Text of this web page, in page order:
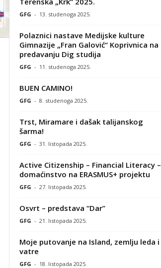
GFG - 13. studenoga 2025.
Polaznici nastave Medijske kulture
Gimnazije „Fran Galović“ Koprivnica na
predavanju Dig studija
GFG - 11. studenoga 2025.
BUEN CAMINO!
GFG - 8. studenoga 2025.
Trst, Miramare i dašak talijanskog
šarma!
GFG - 31. listopada 2025.
Active Citizenship – Financial Literacy –
domaćinstvo na ERASMUS+ projektu
GFG - 27. listopada 2025.
Osvrt – predstava “Dar”
GFG - 21. listopada 2025.
Moje putovanje na Island, zemlju leda i
vatre
GFG - 18. listopada 2025.